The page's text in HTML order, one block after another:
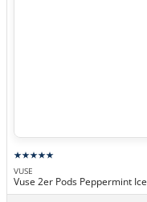
VUSE
Vuse 2er Pods Peppermint Ice